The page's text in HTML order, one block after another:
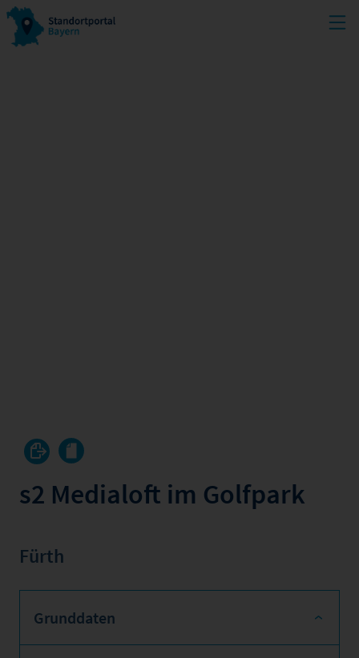
s2 Medialoft im Golfpark
Fürth
Grunddaten